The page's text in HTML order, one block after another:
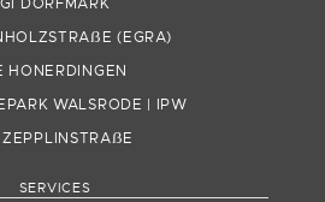
ẞE (EGRA)
HONERDINGEN
WALSRODE | IPW
ẞE
SERVICES